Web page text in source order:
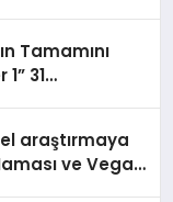
Tamamını
31
araştırmaya
ve Vegan